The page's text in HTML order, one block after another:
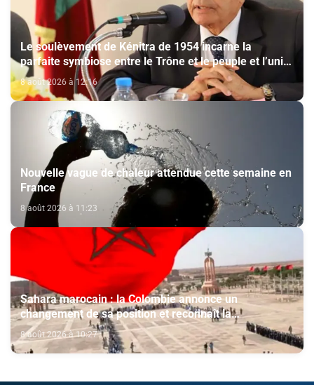
Le soulèvement de Kénitra de 1954 incarne la
parfaite symbiose entre le Trône et le peuple et l’unité
de volonté et de destin (M. El Ktiri)
8 août 2026 à 12:16
Nouvelle vague de chaleur attendue cette semaine en
France
8 août 2026 à 11:23
Sahara marocain : la Colombie annonce un
changement de sa position et reconnaît la
souveraineté du Maroc sur son Sahara
8 août 2026 à 10:27